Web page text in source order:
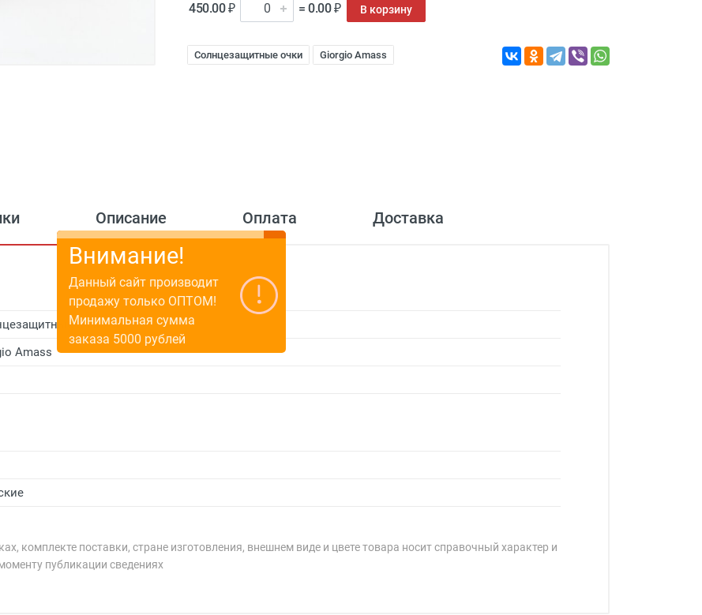
450.00 ₽ = 0.00 ₽ В корзину
Солнцезащитные очки Giorgio Amass
Описание Оплата Доставка
очки
Amass
комплекте поставки, стране изготовления, внешнем виде и цвете товара носит справочный характер и
публикации сведениях
Внимание!
Данный сайт производит
продажу только ОПТОМ!
Минимальная сумма
заказа 5000 рублей